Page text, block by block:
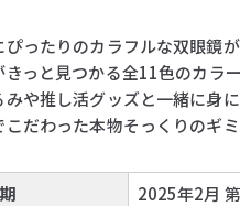
ったりのカラフルな双眼鏡
っと見つかる全11色のカラ
や推し活グッズと一緒に身に
だわった本物そっくりのギミ
2025年2月